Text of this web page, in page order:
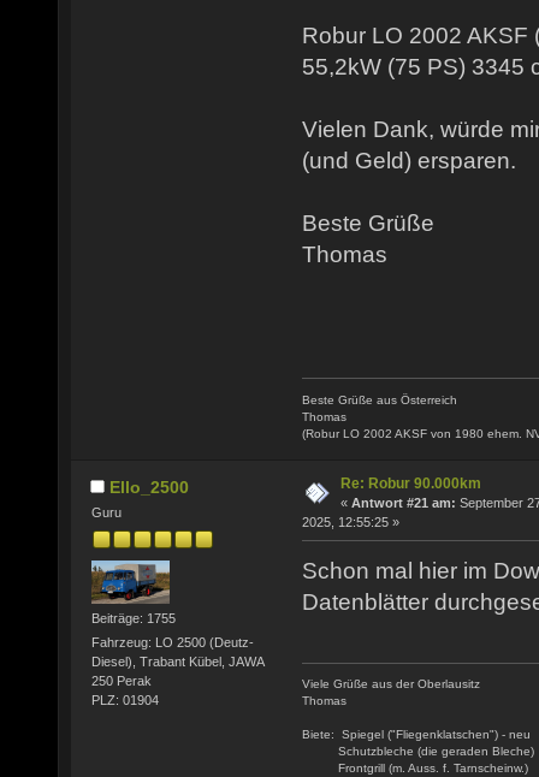
Robur LO 2002 AKSF
55,2kW (75 PS) 3345
Vielen Dank, würde
(und Geld) ersparen.
Beste Grüße
Thomas
Beste Grüße aus Österreich
Thomas
(Robur LO 2002 AKSF von 1980 ehem.
Ello_2500
Guru
Beiträge: 1755
Fahrzeug: LO 2500 (Deutz-
Diesel), Trabant Kübel, JAWA
250 Perak
PLZ: 01904
Re: Robur 90.000km
« Antwort #21 am: September
2025, 12:55:25 »
Schon mal hier im
Datenblätter
Viele Grüße aus der Oberlausitz
Thomas
Biete: Spiegel ("Fliegenklatschen") - neu
Schutzbleche (die geraden Bleche)
Frontgrill (m. Auss. f. Tarnscheinw.)